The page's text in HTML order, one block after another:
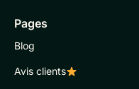
Pages
Blog
Avis clients